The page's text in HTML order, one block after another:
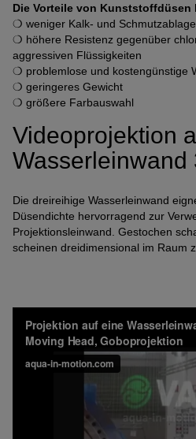
Die Vorteile von Kunststoffdüsen
❍ weniger Kalk- und
❍ höhere Resistenz gegenüber
aggressiven Flüssigkeiten
❍ problemlose und kostengünstige
❍ geringeres Gewicht
❍ größere Farbauswahl
Videoprojektion
Wasserleinwand
Die dreireihige Wasserleinwand
Düsendichte hervorragend zur
Projektionsleinwand. Gestochen
scheinen dreidimensional im Raum